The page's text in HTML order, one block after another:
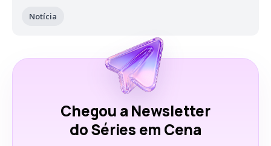
Notícia
Chegou a Newsletter
do Séries em Cena